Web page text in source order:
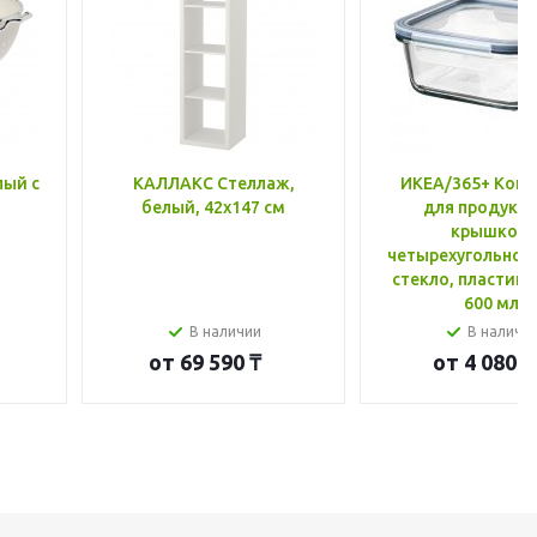
с
КАЛЛАКС Стеллаж,
белый, 42x147 см
В наличии
от 69 590 ₸
ИКЕА/365+
для
крышкой,
стекло, пластик
600 мл
В
от 4 080 ₸